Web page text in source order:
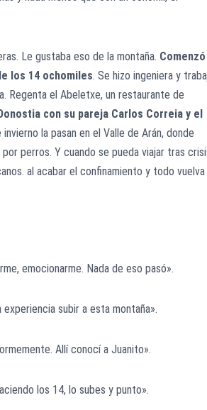
Le gustaba eso de la montaña.
los 14 ochomiles. Se hizo ingeniera y
Regenta el Abeletxe, un restaurante de
con su pareja Carlos Correia y el
la pasan en el Valle de Arán, donde
perros. Y cuando se pueda viajar tras
al acabar el confinamiento y todo vuelva
emocionarme. Nada de eso pasó».
subir a esta montaña».
Allí conocí a Juanito».
los 14, lo subes y punto».